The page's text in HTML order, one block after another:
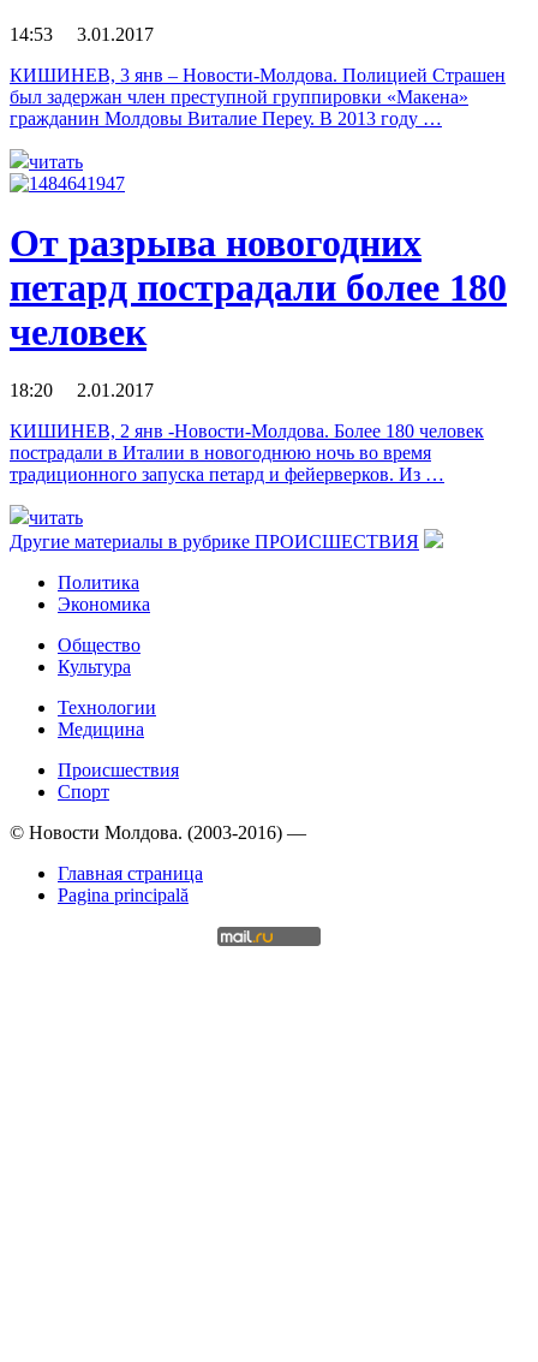
14:53 3.01.2017
КИШИНЕВ, 3 янв – Новости-Молдова. Полицией Страшен
был задержан член преступной группировки «Макена»
гражданин Молдовы Виталие Переу. В 2013 году …
читать
От разрыва новогодних
петард пострадали более 180
человек
18:20 2.01.2017
КИШИНЕВ, 2 янв -Новости-Молдова. Более 180 человек
пострадали в Италии в новогоднюю ночь во время
традиционного запуска петард и фейерверков. Из …
читать
Другие материалы в рубрике ПРОИСШЕСТВИЯ
Политика
Экономика
Общество
Культура
Технологии
Медицина
Происшествия
Спорт
© Новости Молдова. (2003-2016) —
Главная страница
Pagina principală